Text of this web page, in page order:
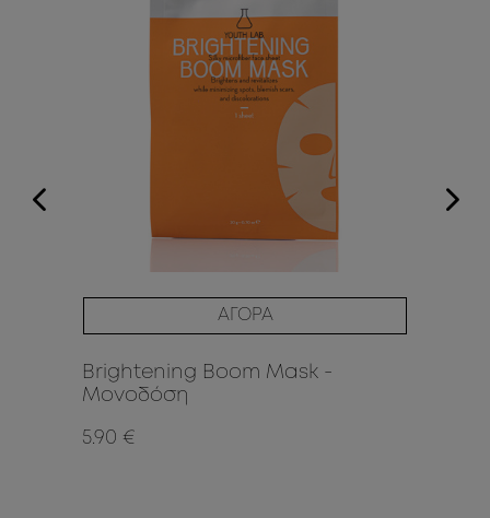
ΑΓΟΡΑ
Brightening Boom Mask -
Μονοδόση
5.90 €